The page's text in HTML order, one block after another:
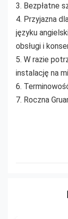
3. Bezpłatne
4. Przyjazna
języku
obsługi i
5. W razie
instalację na
6.
7. Roczna